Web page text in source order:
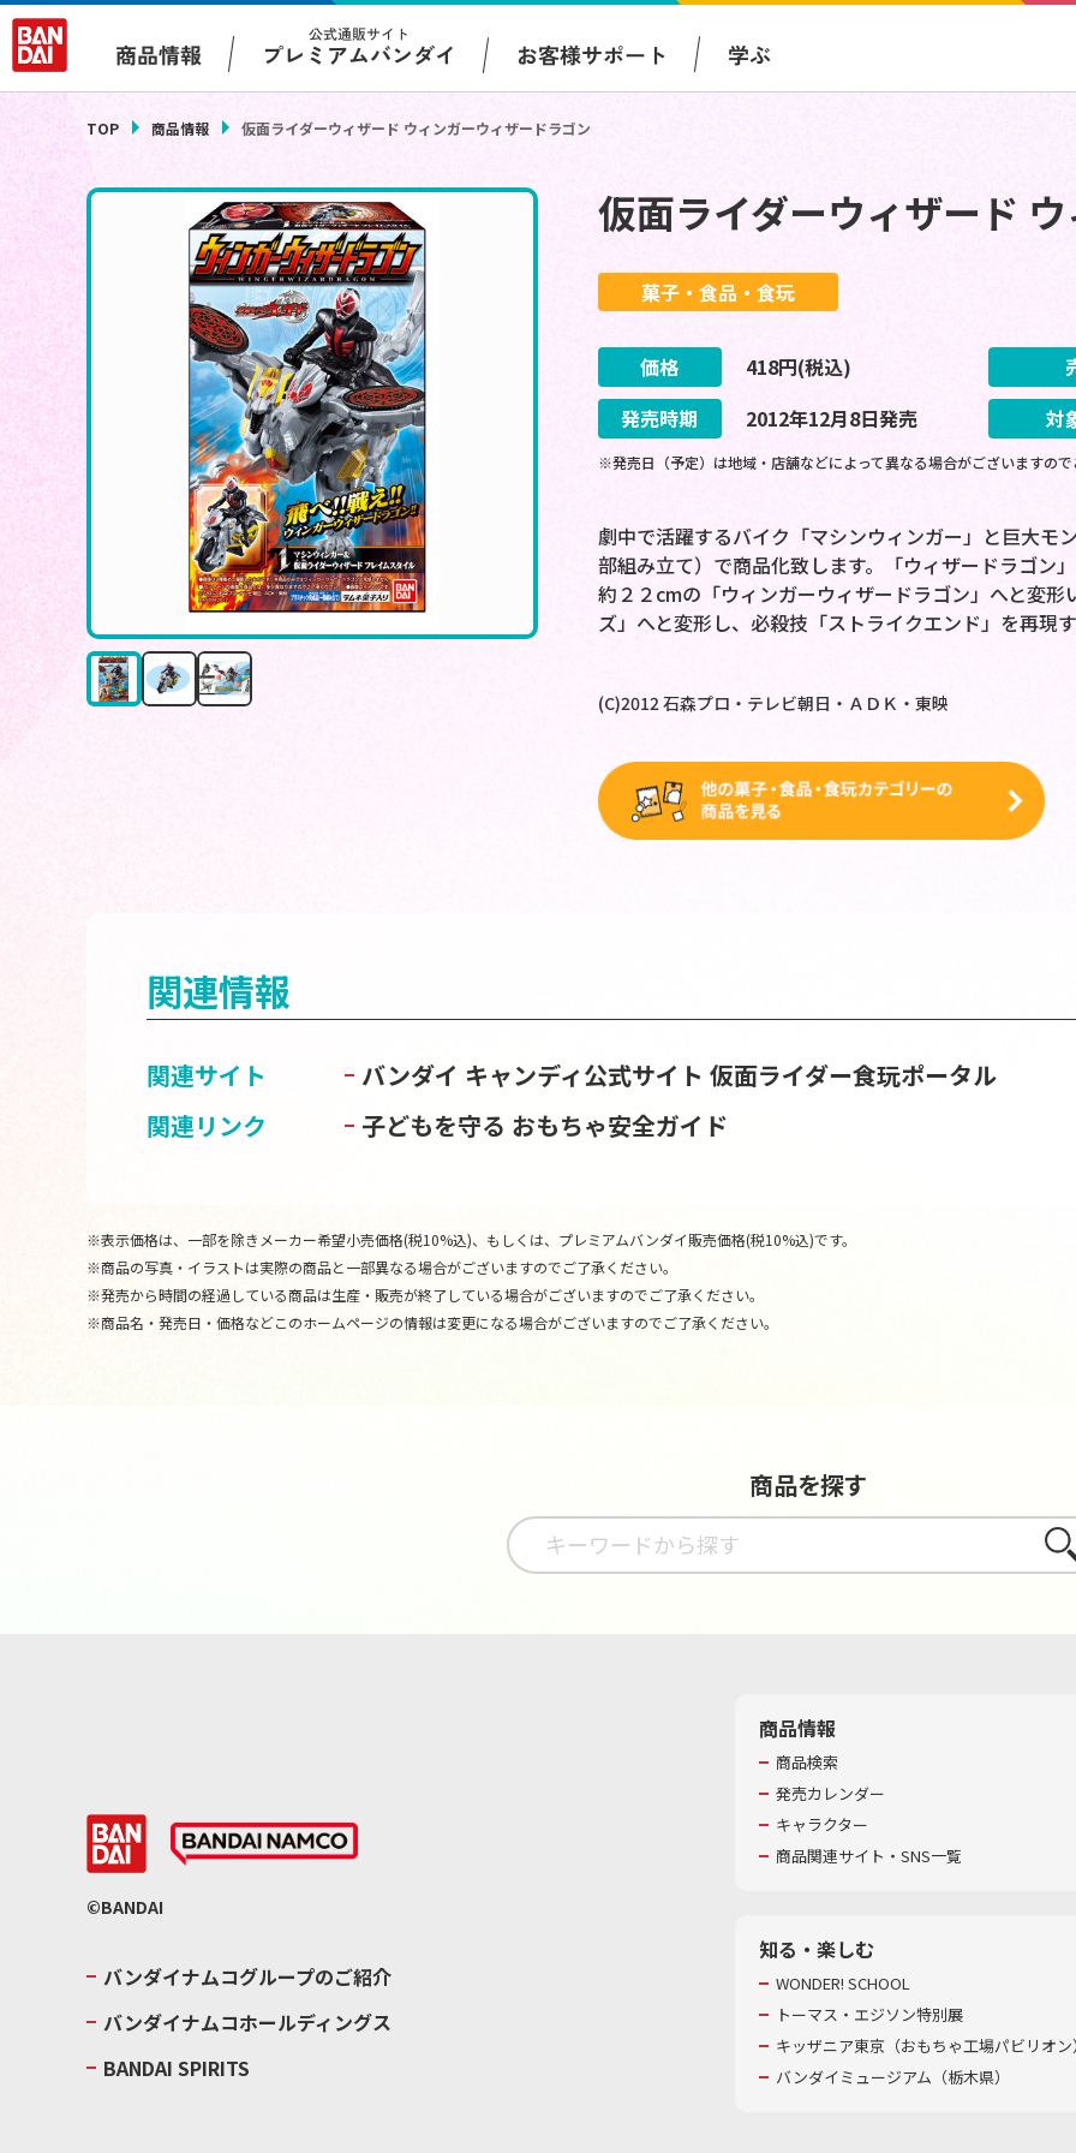
商品情報
公式通販サイト
プレミアムバンダイ お客様サポート 学ぶ
TOP 商品情報 仮面ライダーウィザード ウィンガーウィザードラゴン
仮面ライダーウィザード
菓子・食品・食玩
価格 418円(税込)
発売時期
2012年12月8日発売 対
※発売日（予定）は地域・店舗などによって異なる場合がございますの
劇中で活躍するバイク「マシンウィンガー」と巨大モ
部組み立て）で商品化致します。「ウィザードラゴン
約２２cmの「ウィンガーウィザードラゴン」へと変
ズ」へと変形し、必殺技「ストライクエンド」を再現
(C)2012 石森プロ・テレビ朝日・ＡＤＫ・東映
関連情報
関連サイト バンダイ キャンディ公式サイト 仮面ライダー食玩ポータル
関連リンク
子どもを守る おもちゃ安全ガイド
※表示価格は、一部を除きメーカー希望小売価格(税10%込)、もしくは、プレミアムバンダイ販売価格(税10%込)です。
※商品の写真・イラストは実際の商品と一部異なる場合がございますのでご了承ください。
※発売から時間の経過している商品は生産・販売が終了している場合がございますのでご了承ください。
※商品名・発売日・価格などこのホームページの情報は変更になる場合がございますのでご了承ください。
商品を探す
さが
©BANDAI
バンダイナムコグループのご紹介
バンダイナムコホールディングス
BANDAI SPIRITS
商品情報
商品検索
発売カレンダー
キャラクター
商品関連サイト・SNS一覧
知る・楽しむ
WONDER! SCHOOL
トーマス・エジソン特別展
キッザニア東京（おもちゃ工場パビリオ
バンダイミュージアム（栃木県）